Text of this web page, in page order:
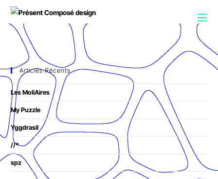
Articles Récents
Les MoliAires
My Puzzle
Yggdrasil
//*
spz